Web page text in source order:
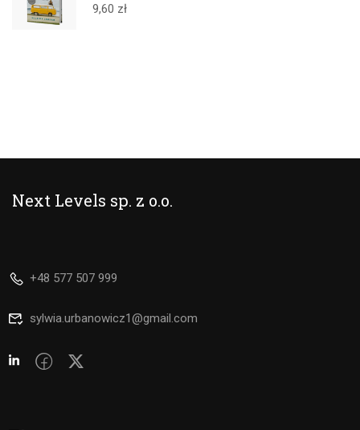
9,60 zł
Next Levels sp. z o.o.
+48 577 507 999
sylwia.urbanowicz1@gmail.com